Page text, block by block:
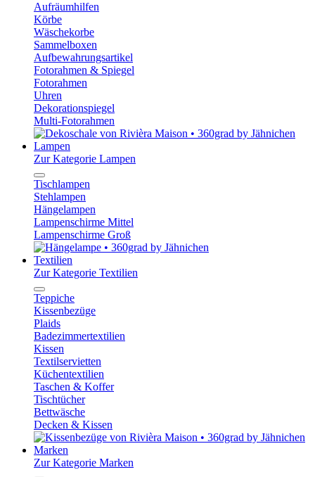
Aufräumhilfen
Körbe
Wäschekorbe
Sammelboxen
Aufbewahrungsartikel
Fotorahmen & Spiegel
Fotorahmen
Uhren
Dekorationspiegel
Multi-Fotorahmen
Lampen
Zur Kategorie Lampen
Tischlampen
Stehlampen
Hängelampen
Lampenschirme Mittel
Lampenschirme Groß
Textilien
Zur Kategorie Textilien
Teppiche
Kissenbezüge
Plaids
Badezimmertextilien
Kissen
Textilservietten
Küchentextilien
Taschen & Koffer
Tischtücher
Bettwäsche
Decken & Kissen
Marken
Zur Kategorie Marken